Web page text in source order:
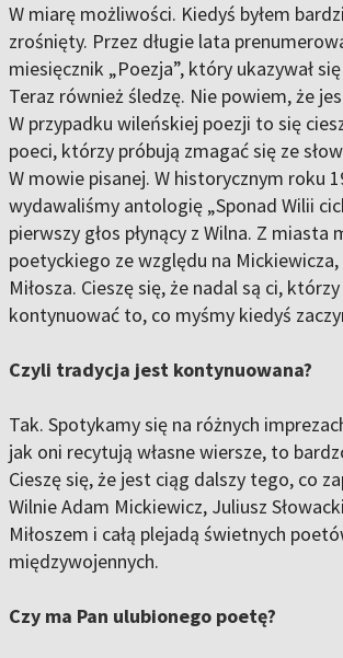
W miarę możliwości. Kiedyś byłem
zrośnięty. Przez długie lata
miesięcznik „Poezja”, który ukazywał
Teraz również śledzę. Nie powiem, że
W przypadku wileńskiej poezji to się
poeci, którzy próbują zmagać się ze
W mowie pisanej. W historycznym roku
wydawaliśmy antologię „Sponad Wilii
pierwszy głos płynący z Wilna. Z miasta
poetyckiego ze względu na Mickiewicza,
Miłosza. Cieszę się, że nadal są ci,
kontynuować to, co myśmy kiedyś
Czyli tradycja jest kontynuowana?
Tak. Spotykamy się na różnych
jak oni recytują własne wiersze, to
Cieszę się, że jest ciąg dalszy tego, co
Wilnie Adam Mickiewicz, Juliusz
Miłoszem i całą plejadą świetnych
międzywojennych.
Czy ma Pan ulubionego poetę?